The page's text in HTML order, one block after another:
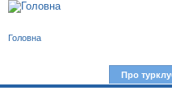
Про
Головна